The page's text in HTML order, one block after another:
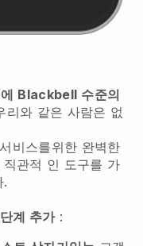
Blackbell 수준의
리와 같은 사람은 없
비스를위한 완벽한
관적 인 도구를 가
.
계 추가: